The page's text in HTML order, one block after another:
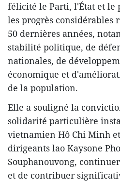
félicité le Parti, l'État et le
les progrès considérables
50 dernières années,
stabilité politique, de
nationales, de
économique et
de la population.
Elle a souligné la
solidarité particulière
vietnamien Hô Chi Minh
dirigeants lao Kaysone
Souphanouvong,
et de contribuer